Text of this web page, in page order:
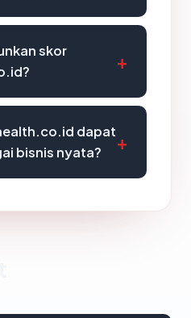
skor
dapat
bisnis nyata?